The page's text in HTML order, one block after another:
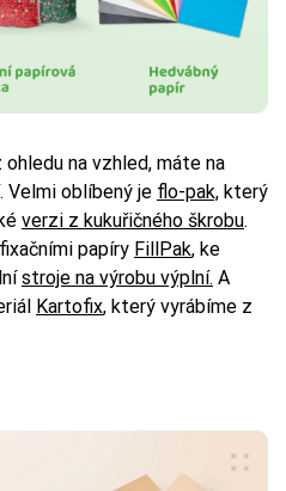
ohledu na vzhled, máte na
Velmi oblíbený je flo-pak, který
verzi z kukuřičného škrobu.
papíry FillPak, ke
stroje na výrobu výplní. A
Kartofix, který vyrábíme z